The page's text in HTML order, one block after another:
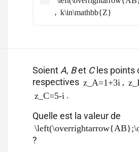
, k\in\mathbb{Z}
Soient A, Bet Cles points
respectives z_A=1+3i ,
z_C=5-i .
Quelle est la valeur de
?